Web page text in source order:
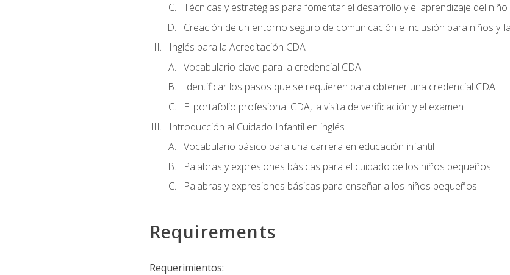
Técnicas y estrategias para fomentar el desarrollo y el aprendizaje del niño
Creación de un entorno seguro de comunicación e inclusión para niños y
Inglés para la Acreditación CDA
Vocabulario clave para la credencial CDA
Identificar los pasos que se requieren para obtener una credencial CDA
El portafolio profesional CDA, la visita de verificación y el examen
Introducción al Cuidado Infantil en inglés
Vocabulario básico para una carrera en educación infantil
Palabras y expresiones básicas para el cuidado de los niños pequeños
Palabras y expresiones básicas para enseñar a los niños pequeños
Requirements
Requerimientos: